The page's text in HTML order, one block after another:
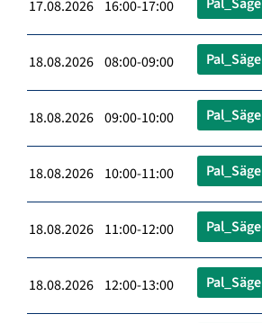
17.08.2026 16:00-17:00
18.08.2026 08:00-09:00 Pal_Säge
18.08.2026 09:00-10:00 Pal_Säge
18.08.2026 10:00-11:00 Pal_Säge
18.08.2026 11:00-12:00 Pal_Säge
18.08.2026 12:00-13:00 Pal_Säge